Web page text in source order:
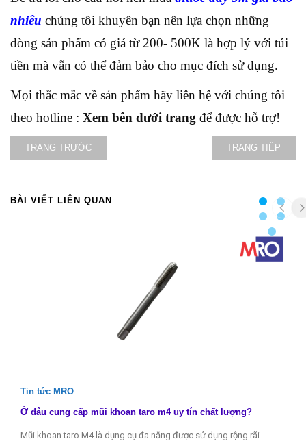
nhiêu chúng tôi khuyên bạn nên lựa chọn những
dòng sản phẩm có giá từ 200- 500K là hợp lý với túi
tiền mà vẫn có thể đảm bảo cho mục đích sử dụng.
Mọi thắc mắc về sản phẩm hãy liên hệ với chúng tôi
theo hotline : Xem bên dưới trang để được hỗ trợ!
TRANG TRƯỚC TRANG TIẾP
BÀI VIẾT LIÊN QUAN
Tin tức MRO
Ở đâu cung cấp mũi khoan taro m4 uy tín chất lượng?
Mũi khoan taro M4 là dụng cụ đa năng được sử dụng rộng rãi